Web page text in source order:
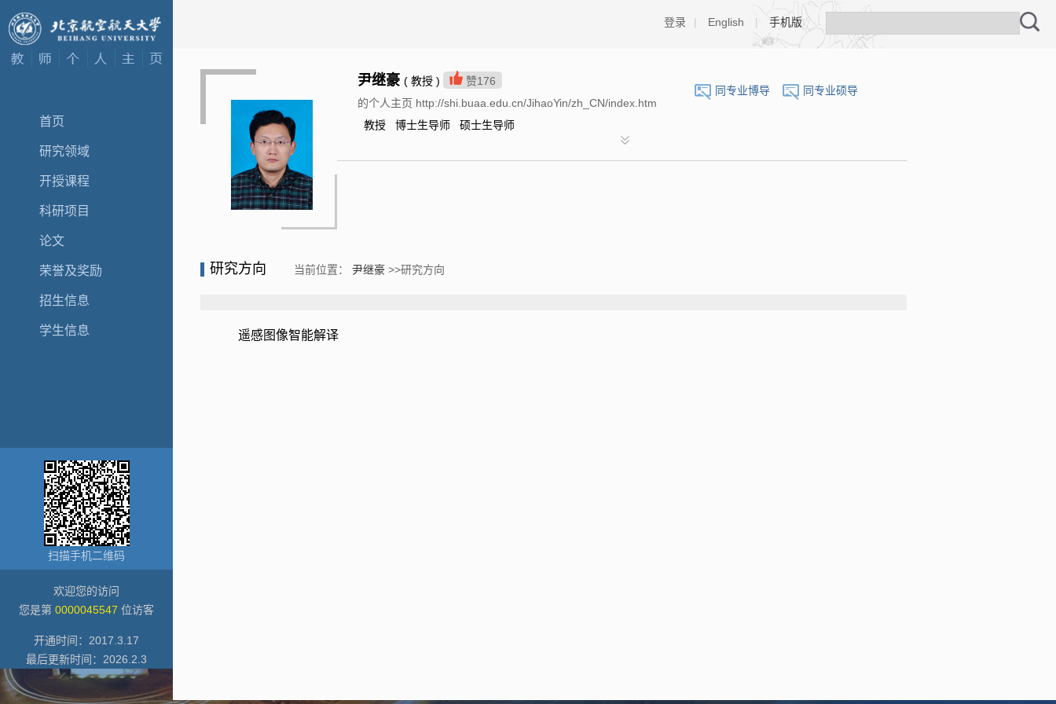
首页
研究领域
开授课程
科研项目
论文
荣誉及奖励
招生信息
学生信息
扫描手机二维码
欢迎您的访问
您是第 0000045547 位访客
开通时间： 2017 3 17
最后更新时间： 2026 2 3
登录 | English | 手机版
同专业博导 同专业硕导
尹继豪 ( 教授 ) 赞176
的个人主页 http://shi.buaa.edu.cn/JihaoYin/zh_CN/index.htm
教授 博士生导师 硕士生导师
研究方向 当前位置： 尹继豪 >>研究方向
遥感图像智能解译